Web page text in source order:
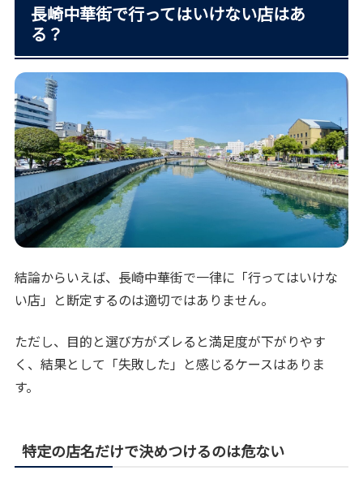
長崎中華街で行ってはいけない店はあ
る？
結論からいえば、長崎中華街で一律に「行ってはいけな
い店」と断定するのは適切ではありません。
ただし、目的と選び方がズレると満足度が下がりやす
く、結果として「失敗した」と感じるケースはありま
す。
特定の店名だけで決めつけるのは危ない